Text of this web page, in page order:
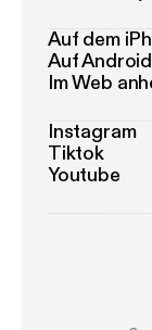
Auf dem
Auf
Im Web
Instagram
Tiktok
Youtube